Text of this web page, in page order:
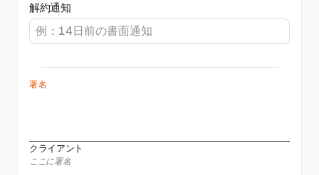
解約通知
署名
クライアント
ここに署名